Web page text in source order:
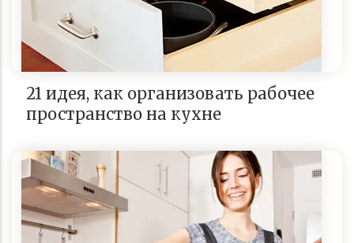
21 идея, как организовать рабочее
пространство на кухне